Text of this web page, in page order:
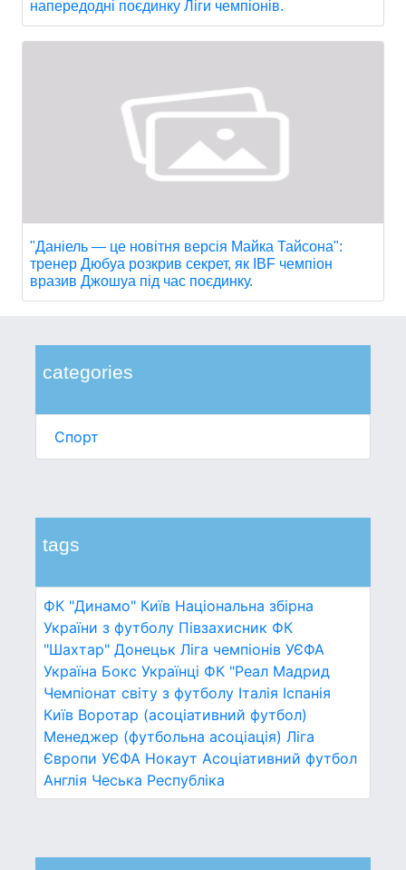
categories
Спорт
tags
ФК "Динамо" Київ Національна збірна
України з футболу Півзахисник ФК
"Шахтар" Донецьк Ліга чемпіонів УЄФА
Україна Бокс Українці ФК "Реал Мадрид
Чемпіонат світу з футболу Італія Іспанія
Київ Воротар (асоціативний футбол)
Менеджер (футбольна асоціація) Ліга
Європи УЄФА Нокаут Асоціативний футбол
Англія Чеська Республіка
напередодні поєдинку Ліги чемпіонів.
"Даніель — це новітня версія Майка Тайсона":
тренер Дюбуа розкрив секрет, як IBF чемпіон
вразив Джошуа під час поєдинку.